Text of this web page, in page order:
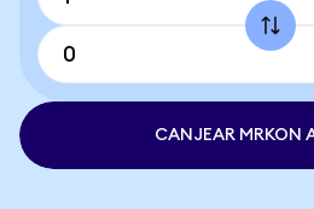
CANJEAR MRKON